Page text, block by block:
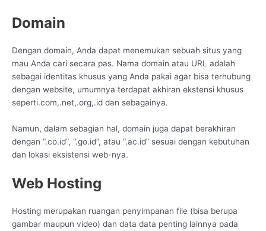
Domain
Dengan domain, Anda dapat menemukan sebuah situs yang
mau Anda cari secara pas. Nama domain atau URL adalah
sebagai identitas khusus yang Anda pakai agar bisa terhubung
dengan website, umumnya terdapat akhiran ekstensi khusus
seperti.com,.net,.org,.id dan sebagainya.
Namun, dalam sebagian hal, domain juga dapat berakhiran
dengan “.co.id”, “.go.id”, atau “.ac.id” sesuai dengan kebutuhan
dan lokasi eksistensi web-nya.
Web Hosting
Hosting merupakan ruangan penyimpanan file (bisa berupa
gambar maupun video) dan data data penting lainnya pada